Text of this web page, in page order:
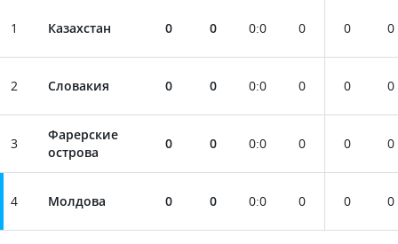
1 Казахстан 0 0 0:0 0 0 0
2 Словакия 0 0 0:0 0 0 0
3
Фарерские
острова
0 0 0:0 0 0 0
4 Молдова 0 0 0:0 0 0 0